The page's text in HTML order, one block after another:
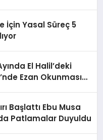
İçin Yasal Süreç 5
El Halil’deki
Ezan Okunmasını
Başlattı Ebu Musa
Patlamalar Duyuldu